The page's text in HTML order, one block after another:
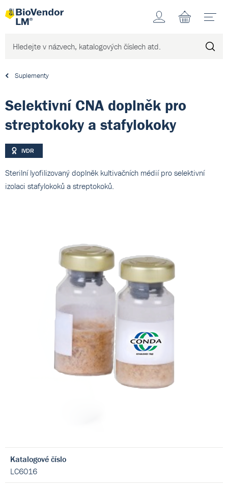
Účet
Suplementy
Selektivní CNA doplněk pro
streptokoky a stafylokoky
IVDR
Sterilní lyofilizovaný doplněk kultivačních médií pro selektivní
izolaci stafylokoků a streptokoků.
Katalogové číslo
LC6016